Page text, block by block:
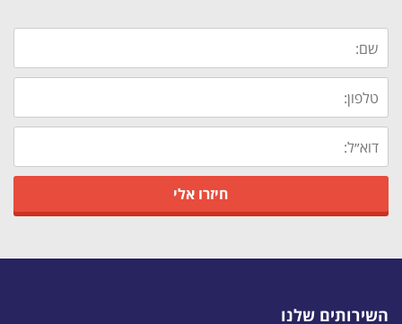
השירותים שלנו